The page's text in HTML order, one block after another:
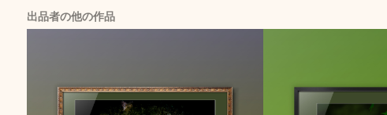
出品者の他の作品